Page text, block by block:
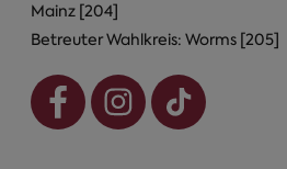
Mainz [204]
Betreuter Wahlkreis: Worms [205]